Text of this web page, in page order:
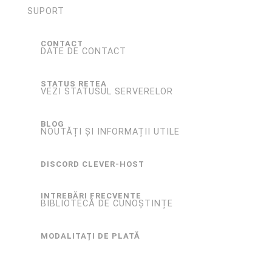
SUPORT
CONTACT
DATE DE CONTACT
STATUS RETEA
VEZI STATUSUL SERVERELOR
BLOG
NOUTĂȚI ȘI INFORMAȚII UTILE
DISCORD CLEVER-HOST
INTREBĂRI FRECVENTE
BIBLIOTECĂ DE CUNOȘTINȚE
MODALITAȚI DE PLATĂ